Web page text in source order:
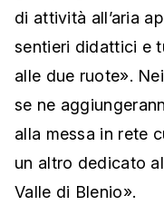
di attività all’aria
sentieri didattici e
alle due ruote».
se ne
alla messa in rete
un altro dedicato
Valle di Blenio».